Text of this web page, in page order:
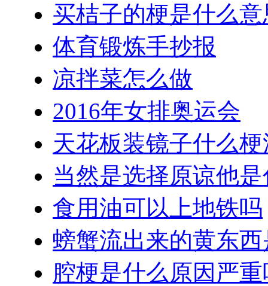
买桔子的梗是什么意
体育锻炼手抄报
凉拌菜怎么做
2016年女排奥运会
天花板装镜子什么
当然是选择原谅他
食用油可以上地铁吗
螃蟹流出来的黄东
腔梗是什么原因严重